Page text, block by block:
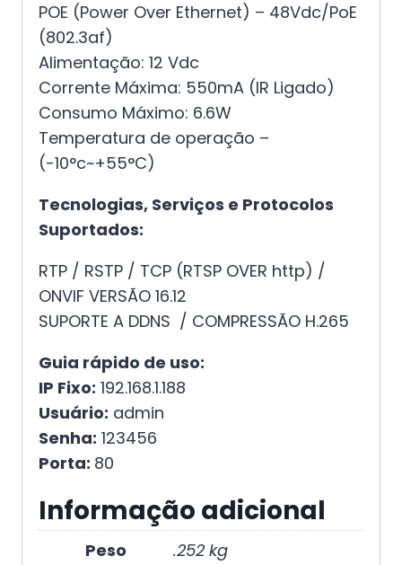
POE (Power Over Ethernet) – 48Vdc/PoE
(802.3af)
Alimentação: 12 Vdc
Corrente Máxima: 550mA (IR Ligado)
Consumo Máximo: 6.6W
Temperatura de operação –
(-10°c~+55°C)
Tecnologias, Serviços e Protocolos
Suportados:
RTP / RSTP / TCP (RTSP OVER http) /
ONVIF VERSÃO 16.12
SUPORTE A DDNS / COMPRESSÃO H.265
Guia rápido de uso:
IP Fixo: 192.168.1.188
Usuário: admin
Senha: 123456
Porta: 80
Informação adicional
Peso .252 kg